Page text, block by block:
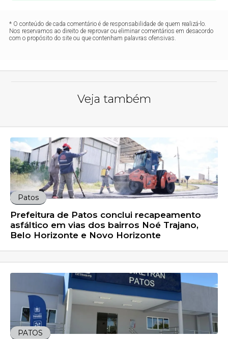
* O conteúdo de cada comentário é de responsabilidade de quem realizá-lo.
Nos reservamos ao direito de reprovar ou eliminar comentários em desacordo
com o propósito do site ou que contenham palavras ofensivas.
Veja também
Patos
Prefeitura de Patos conclui recapeamento
asfáltico em vias dos bairros Noé Trajano,
Belo Horizonte e Novo Horizonte
PATOS